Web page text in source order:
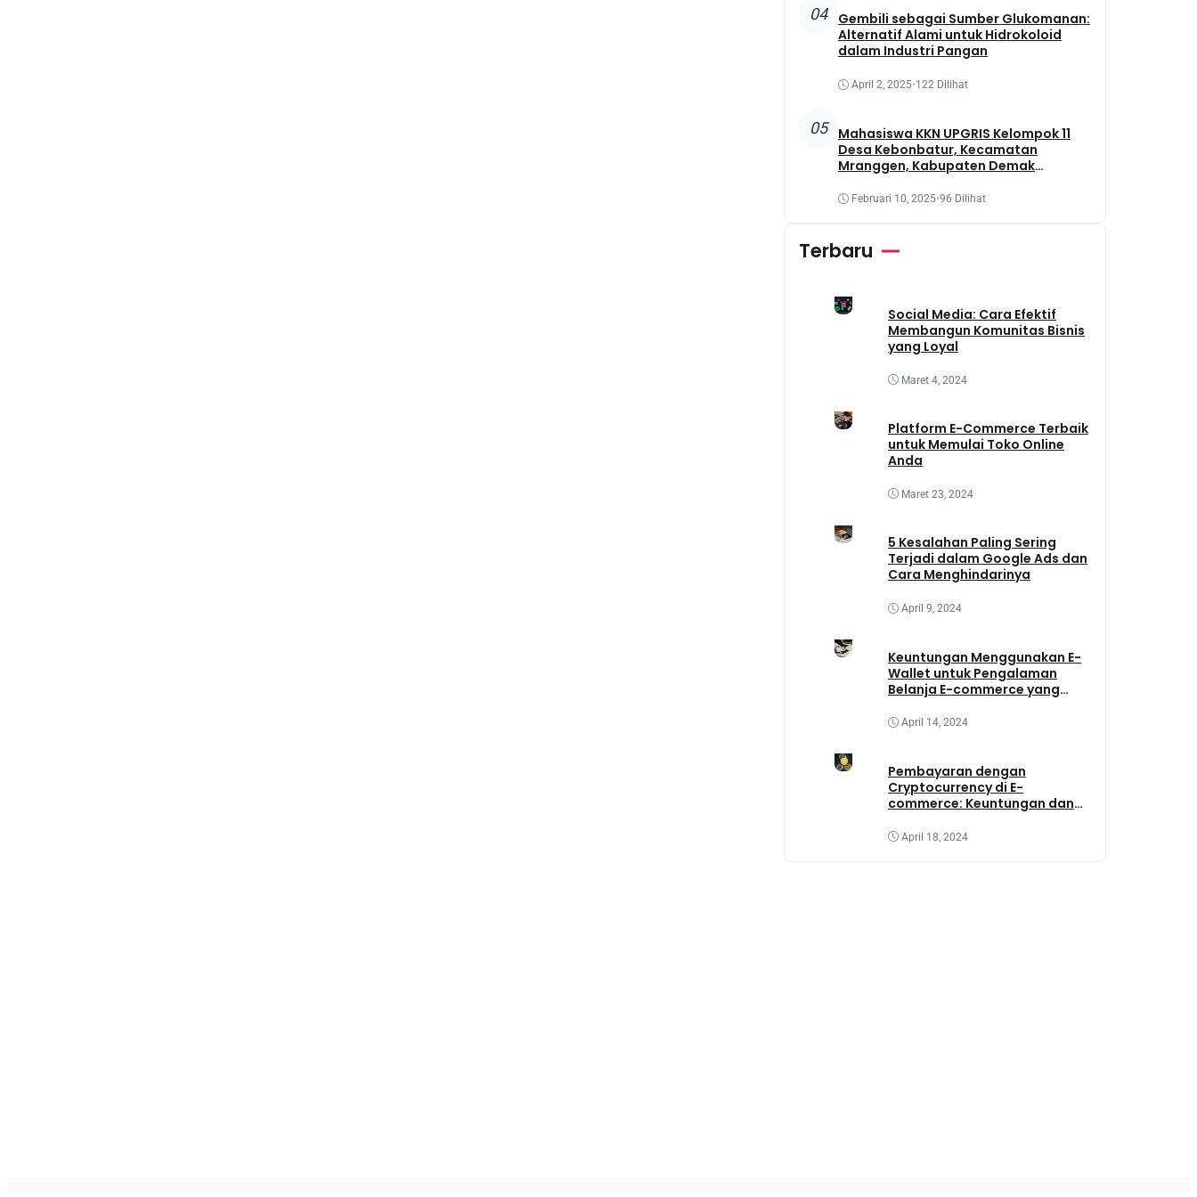
04
Gembili sebagai Sumber Glukomanan:
Alternatif Alami untuk Hidrokoloid
dalam Industri Pangan
April 2, 2025•122 Dilihat
05
Mahasiswa KKN UPGRIS Kelompok 11
Desa Kebonbatur, Kecamatan
Mranggen, Kabupaten Demak
Obat Dengan Memanfaatkan Lahan
Februari 10, 2025•96 Dilihat
Terbaru
Social Media: Cara Efektif
Membangun Komunitas Bisnis
yang Loyal
Maret 4, 2024
Platform E-Commerce Terbaik
untuk Memulai Toko Online
Anda
Maret 23, 2024
5 Kesalahan Paling Sering
Terjadi dalam Google Ads dan
Cara Menghindarinya
April 9, 2024
Keuntungan Menggunakan E-
Wallet untuk Pengalaman
Belanja E-commerce yang
April 14, 2024
Pembayaran dengan
Cryptocurrency di E-
commerce: Keuntungan dan
April 18, 2024